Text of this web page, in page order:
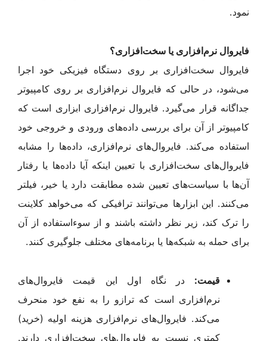
نمود.
فایروال نرم‌افزاری یا سخت‌افزاری؟
فایروال سخت‌افزاری بر روی دستگاه فیزیکی خود اجرا
می‌شود، در حالی که فایروال نرم‌افزاری بر روی کامپیوتر
جداگانه قرار می‌گیرد. فایروال نرم‌افزاری ابزاری است که
کامپیوتر از آن برای بررسی داده‌های ورودی و خروجی خود
استفاده می‌کند. فایروال‌های نرم‌افزاری، داده‌ها را مشابه
فایروال‌های سخت‌افزاری با تعیین اینکه آیا داده‌ها یا رفتار
آن‌ها با سیاست‌های تعیین شده مطابقت دارد یا خیر، فیلتر
می‌کنند. این ابزارها می‌توانند ترافیکی که می‌خواهد کلاینت
را ترک کند، زیر نظر داشته باشند و از سوء‌استفاده از آن
برای حمله به شبکه‌ها یا برنامه‌های مختلف جلوگیری کنند.
قیمت: در نگاه اول این قیمت فایروال‌های
نرم‌افزاری است که ترازو را به نفع خود منحرف
می‌کند. فایروال‌های نرم‌افزاری هزینه اولیه (خرید)
کمتری نسبت به فایروال‌های سخت‌افزاری دارند.